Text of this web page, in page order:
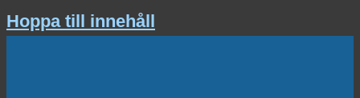
Hoppa till innehåll